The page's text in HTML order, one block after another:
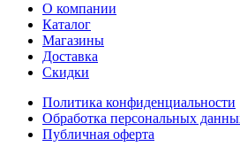
О компании
Каталог
Магазины
Доставка
Скидки
Политика конфиденциальности
Обработка персональных
Публичная оферта